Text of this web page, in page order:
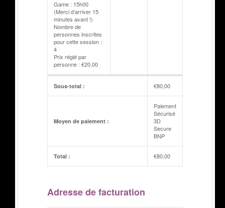
Game : 15h00
(Merci d’arriver 15
minutes avant !)
Nombre de
personnes inscrites
pour cette session :
4
Prix réglé par
personne : €20,00
Sous-total : €80,00
Moyen de paiement :
Paiement
Sécurisé
3D
Secure
BNP
Total : €80,00
Adresse de facturation